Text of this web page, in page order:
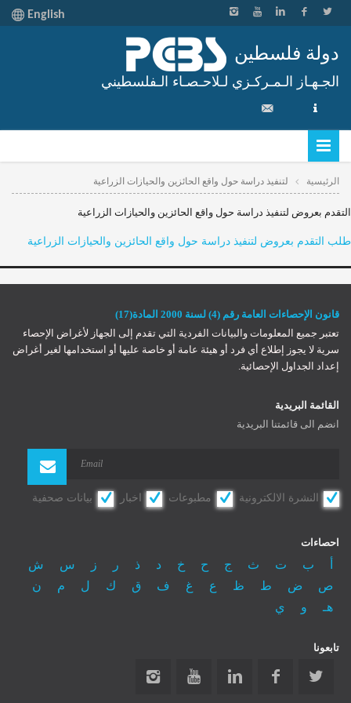
English
دولة فلسطين
الجـهـاز الـمـركـزي لـلاحـصـاء الـفلسطيني
الرئيسية لتنفيذ دراسة حول واقع الحائزين والحيازات الزراعية
التقدم بعروض لتنفيذ دراسة حول واقع الحائزين والحيازات الزراعية
طلب التقدم بعروض لتنفيذ دراسة حول واقع الحائزين والحيازات الزراعية
Register Log In
قانون الإحصاءات العامة رقم (4) لسنة 2000 المادة(17)
تعتبر جميع المعلومات والبيانات الفردية التي تقدم إلى الجهاز لأغراض الإحصاء
سرية لا يجوز إطلاع أي فرد أو هيئة عامة أو خاصة عليها أو استخدامها لغير أغراض
إعداد الجداول الإحصائية.
القائمة البريدية
انضم الى قائمتنا البريدية
النشرة الالكترونية مطبوعات اخبار بيانات صحفية
احصاءات
ب ت ث ج ح خ د ذ ر ز س
ش
ص
ض ط ظ ع غ ف ق ك ل م
ن
هـ
و ي
تابعونا